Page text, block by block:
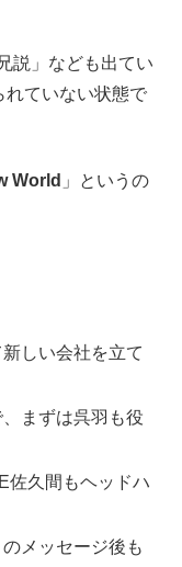
説」なども出てい
れていない状態で
World 」というの
しい会社を立て
まずは呉羽も役
佐久間もヘッドハ
メッセージ後も